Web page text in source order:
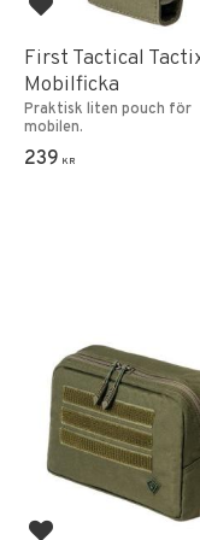
Add to favorites
First Tactical
Mobilficka
Praktisk liten pouch för
mobilen.
239 KR